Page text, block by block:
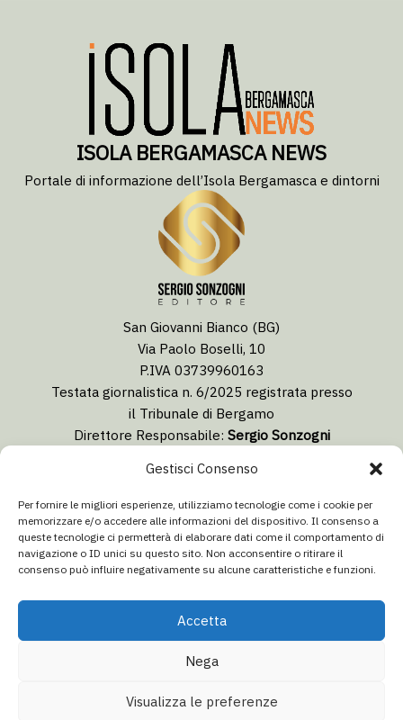
Gestisci Consenso
Per fornire le migliori esperienze, utilizziamo tecnologie come i cookie per
memorizzare e/o accedere alle informazioni del dispositivo. Il consenso a
queste tecnologie ci permetterà di elaborare dati come il comportamento di
navigazione o ID unici su questo sito. Non acconsentire o ritirare il
consenso può influire negativamente su alcune caratteristiche e funzioni.
Accetta
Nega
Visualizza le preferenze
ISOLA BERGAMASCA NEWS
Portale di informazione dell’Isola Bergamasca e dintorni
San Giovanni Bianco (BG)
Via Paolo Boselli, 10
P.IVA 03739960163
Testata giornalistica n. 6/2025 registrata presso
il Tribunale di Bergamo
Direttore Responsabile: Sergio Sonzogni
redazione@isolabergamascanews.it
info@italiacommunication.com
Telefono: 0345 41834
© 2026 Isola Bergamasca News - Tutti i diritti riservati